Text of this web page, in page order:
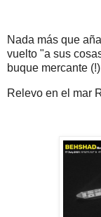
Nada más que
vuelto "a sus
buque mercante
Relevo en el mar